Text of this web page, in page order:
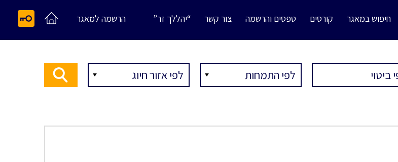
חיפוש במאגר קורסים טפסים והרשמה צור קשר “יהללך זר” הרשמה למאגר